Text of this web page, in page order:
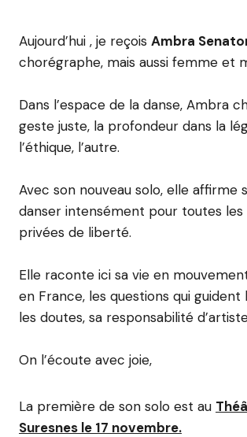
Aujourd’hui , je reçois Ambra
chorégraphe, mais aussi femme et
Dans l’espace de la danse, Ambra
geste juste, la profondeur dans la
l’éthique, l’autre.
Avec son nouveau solo, elle affirme
danser intensément pour toutes
privées de liberté.
Elle raconte ici sa vie en
en France, les questions qui guident
les doutes, sa responsabilité
On l’écoute avec joie,
La première de son solo est au
Suresnes le 17 novembre.